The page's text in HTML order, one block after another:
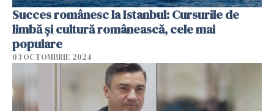
Succes românesc la Istanbul: Cursurile de
limbă și cultură românească, cele mai
populare
03 OCTOMBRIE 2024